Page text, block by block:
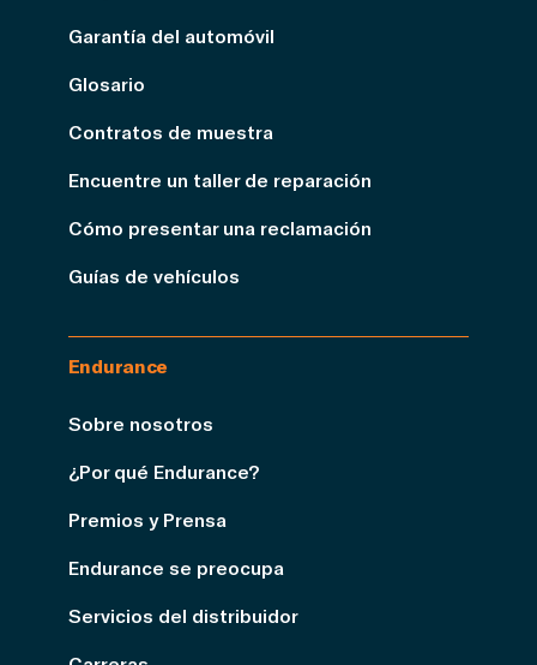
Garantía del automóvil
Glosario
Contratos de muestra
Encuentre un taller de reparación
Cómo presentar una reclamación
Guías de vehículos
Endurance
Sobre nosotros
¿Por qué Endurance?
Premios y Prensa
Endurance se preocupa
Servicios del distribuidor